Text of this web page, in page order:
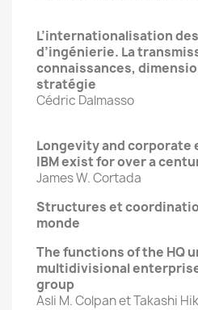
L’internationalisation
d’ingénierie. La
connaissances,
stratégie
Cédric Dalmasso
Longevity and corporate
IBM exist for over a
James W. Cortada
Structures et
monde
The functions of the HQ
multidivisional
group
Asli M. Colpan et Takashi